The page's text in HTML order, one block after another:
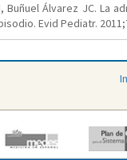
Buñuel Álvarez JC.
Evid Pediatr.